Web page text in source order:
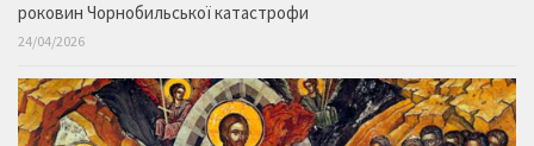
роковин Чорнобильської катастрофи
24/04/2026